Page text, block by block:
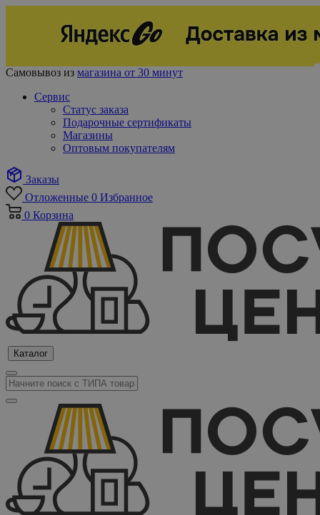
Самовывоз из магазина от 30 минут
Сервис
Статус заказа
Подарочные сертификаты
Магазины
Оптовым покупателям
Заказы
Отложенные 0 Избранное
0 Корзина
Каталог